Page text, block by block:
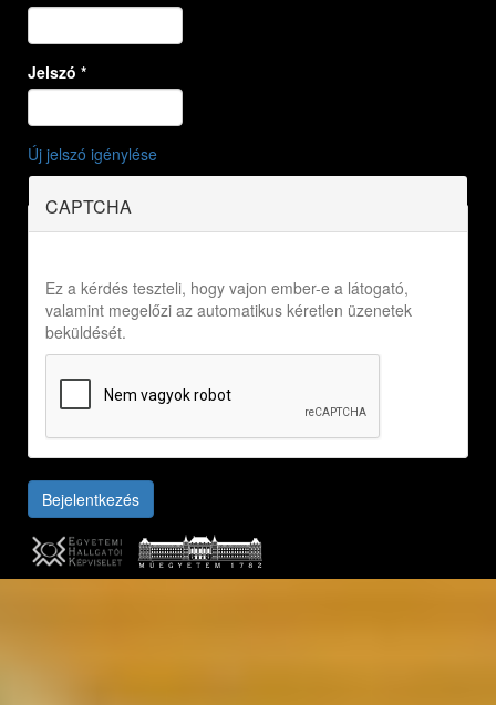
Jelszó *
Új jelszó igénylése
CAPTCHA
Ez a kérdés teszteli, hogy vajon ember-e a látogató,
valamint megelőzi az automatikus kéretlen üzenetek
beküldését.
Bejelentkezés